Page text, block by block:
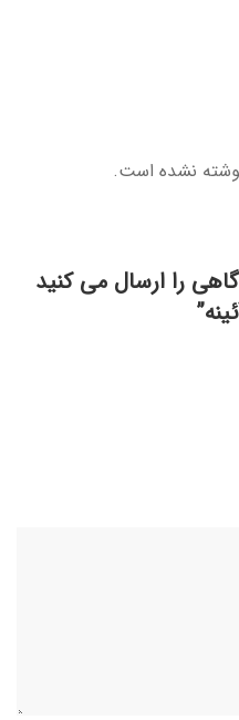
نشده است.
را ارسال می کنید